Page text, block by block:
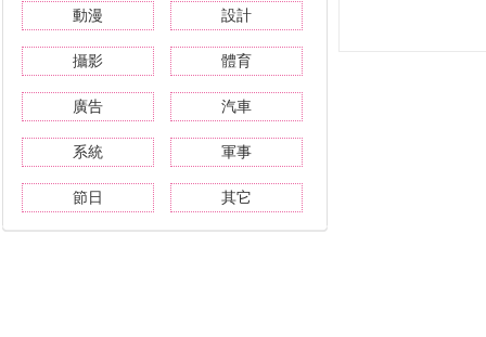
動漫 設計
攝影 體育
廣告 汽車
系統 軍事
節日 其它